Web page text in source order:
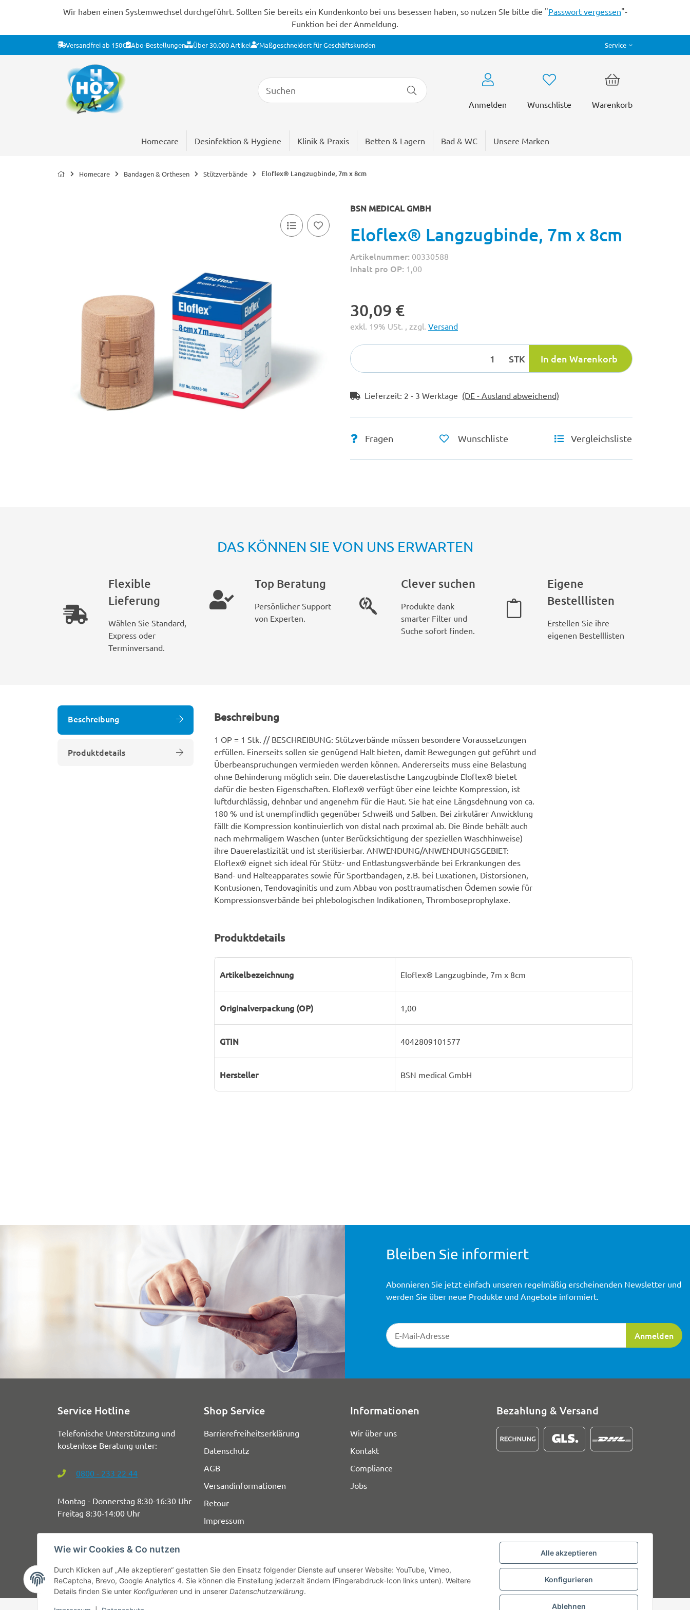
Alle akzeptieren
Konfigurieren
Ablehnen
Wie wir Cookies & Co nutzen
Durch Klicken auf „Alle akzeptieren“ gestatten Sie den Einsatz folgender Dienste auf unserer Website: YouTube, Vimeo,
ReCaptcha, Brevo, Google Analytics 4. Sie können die Einstellung jederzeit ändern (Fingerabdruck-Icon links unten). Weitere
Details finden Sie unter Konfigurieren und in unserer Datenschutzerklärung.
Wir haben einen Systemwechsel durchgeführt. Sollten Sie bereits ein Kundenkonto bei uns besessen haben, so nutzen SIe bitte die "Passwort vergessen"-
Funktion bei der Anmeldung.
Versandfrei ab 150€ Abo-Bestellungen Über 30.000 Artikel Maßgeschneidert für Geschäftskunden Service
Anmelden Wunschliste Warenkorb
Homecare Desinfektion & Hygiene Klinik & Praxis Betten & Lagern Bad & WC Unsere Marken
Homecare Bandagen & Orthesen Stützverbände Eloflex® Langzugbinde, 7m x 8cm
BSN MEDICAL GMBH
Eloflex® Langzugbinde, 7m x 8cm
Artikelnummer: 00330588
Inhalt pro OP: 1,00
30,09 €
exkl. 19% USt. , zzgl. Versand
STK In den Warenkorb
Lieferzeit: 2 - 3 Werktage (DE - Ausland abweichend)
Fragen Wunschliste Vergleichsliste
DAS KÖNNEN SIE VON UNS ERWARTEN
Flexible
Lieferung
Wählen Sie Standard,
Express oder
Terminversand.
Top Beratung
Persönlicher Support
von Experten.
Clever suchen
Produkte dank
smarter Filter und
Suche sofort finden.
Eigene
Bestelllisten
Erstellen Sie ihre
eigenen Bestelllisten
Beschreibung
Produktdetails
Beschreibung
1 OP = 1 Stk. // BESCHREIBUNG: Stützverbände müssen besondere Voraussetzungen
erfüllen. Einerseits sollen sie genügend Halt bieten, damit Bewegungen gut geführt und
Überbeanspruchungen vermieden werden können. Andererseits muss eine Belastung
ohne Behinderung möglich sein. Die dauerelastische Langzugbinde Eloflex® bietet
dafür die besten Eigenschaften. Eloflex® verfügt über eine leichte Kompression, ist
luftdurchlässig, dehnbar und angenehm für die Haut. Sie hat eine Längsdehnung von ca.
180 % und ist unempfindlich gegenüber Schweiß und Salben. Bei zirkulärer Anwicklung
fällt die Kompression kontinuierlich von distal nach proximal ab. Die Binde behält auch
nach mehrmaligem Waschen (unter Berücksichtigung der speziellen Waschhinweise)
ihre Dauerelastizität und ist sterilisierbar. ANWENDUNG/ANWENDUNGSGEBIET:
Eloflex® eignet sich ideal für Stütz- und Entlastungsverbände bei Erkrankungen des
Band- und Halteapparates sowie für Sportbandagen, z.B. bei Luxationen, Distorsionen,
Kontusionen, Tendovaginitis und zum Abbau von posttraumatischen Ödemen sowie für
Kompressionsverbände bei phlebologischen Indikationen, Thromboseprophylaxe.
Produktdetails
Artikelbezeichnung Eloflex® Langzugbinde, 7m x 8cm
Originalverpackung (OP) 1,00
GTIN 4042809101577
Hersteller BSN medical GmbH
Bleiben Sie informiert
Newsletter-Registrierung
Anmelden
Abonnieren Sie jetzt einfach unseren regelmäßig erscheinenden Newsletter und
werden Sie über neue Produkte und Angebote informiert.
Service Hotline
Telefonische Unterstützung und
kostenlose Beratung unter:
0800 - 233 22 44
Montag - Donnerstag 8:30-16:30 Uhr
Freitag 8:30-14:00 Uhr
Shop Service
Barrierefreiheitserklärung
Datenschutz
AGB
Versandinformationen
Retour
Impressum
Informationen
Wir über uns
Kontakt
Compliance
Jobs
Bezahlung & Versand